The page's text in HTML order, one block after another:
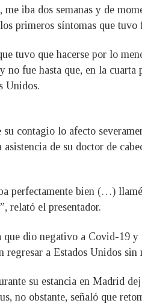
iba dos semanas y de
primeros síntomas que tuvo
tuvo que hacerse por lo
fue hasta que, en la
Unidos.
contagio lo afecto
de su doctor de
perfectamente bien (…)
relató el presentador.
dio negativo a Covid-19
a Estados Unidos
su estancia en Madrid
no obstante, señaló que